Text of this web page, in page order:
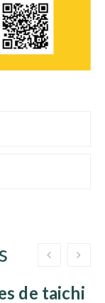
de taichi